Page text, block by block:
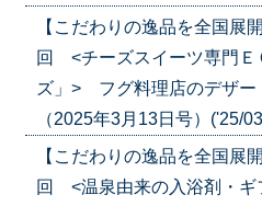
【こだわりの逸品を全国展
回 <チーズスイーツ専門Ｅ
ズ」> フグ料理店のデザー
（2025年3月13日号）('25/
【こだわりの逸品を全国展
回 <温泉由来の入浴剤・ギ